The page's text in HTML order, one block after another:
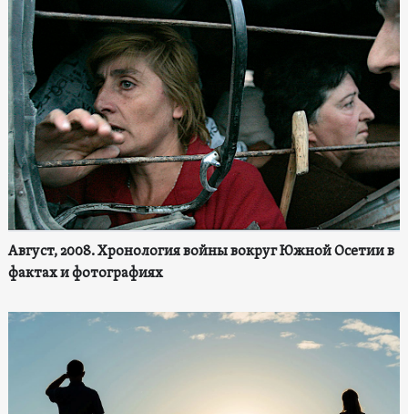
Август, 2008. Хронология войны вокруг Южной Осетии в
фактах и фотографиях